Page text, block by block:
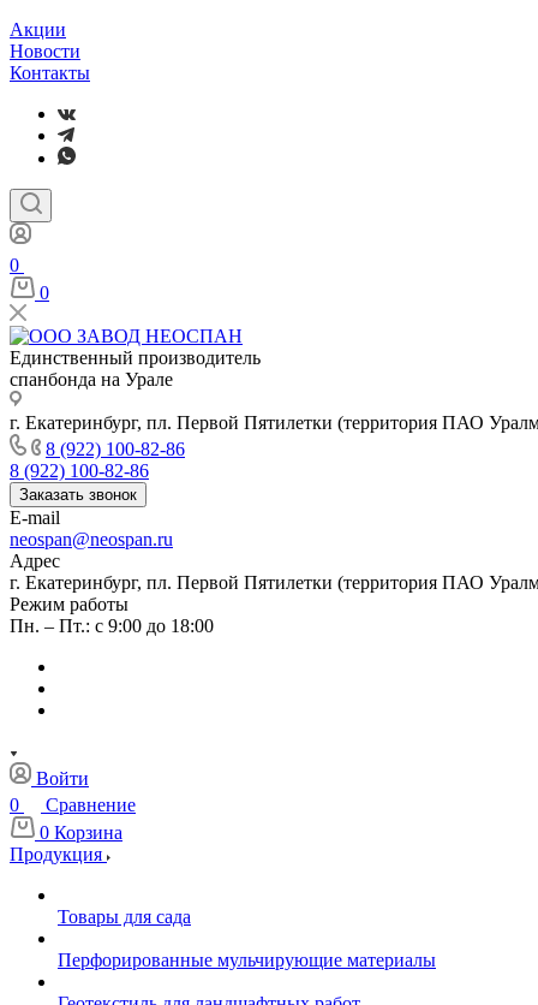
Акции
Новости
Контакты
0
0
Единственный производитель
спанбонда на Урале
г. Екатеринбург, пл. Первой Пятилетки (территория ПАО
8 (922) 100-82-86
8 (922) 100-82-86
Заказать звонок
E-mail
neospan@neospan.ru
Адрес
г. Екатеринбург, пл. Первой Пятилетки (территория ПАО
Режим работы
Пн. – Пт.: с 9:00 до 18:00
Войти
0
Сравнение
0 Корзина
Продукция
Товары для сада
Перфорированные мульчирующие материалы